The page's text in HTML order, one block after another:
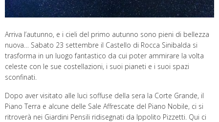
Arriva l’autunno, e i cieli del primo autunno sono pieni di bellezza
nuova… Sabato 23 settembre il Castello di Rocca Sinibalda si
trasforma in un luogo fantastico da cui poter ammirare la volta
celeste con le sue costellazioni, i suoi pianeti e i suoi spazi
sconfinati.
Dopo aver visitato alle luci soffuse della sera la Corte Grande, il
Piano Terra e alcune delle Sale Affrescate del Piano Nobile, ci si
ritroverà nei Giardini Pensili ridisegnati da Ippolito Pizzetti. Qui ci